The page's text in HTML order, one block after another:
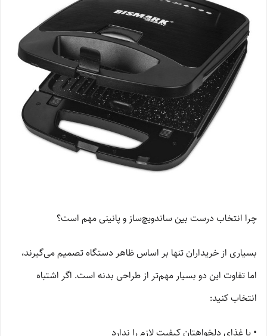
چرا انتخاب درست بین ساندویچ‌ساز و پانینی مهم است؟
بسیاری از خریداران تنها بر اساس ظاهر دستگاه تصمیم می‌گیرند،
اما تفاوت این دو بسیار مهم‌تر از طراحی بدنه است. اگر اشتباه
انتخاب کنید:
• یا غذای دلخواهتان کیفیت لازم را ندارد